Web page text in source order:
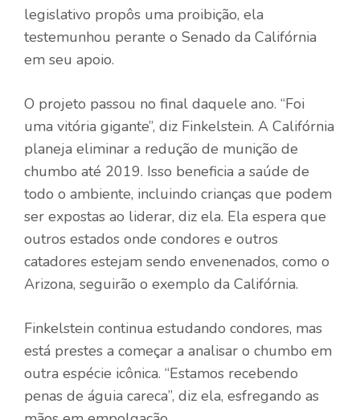
legislativo propôs uma proibição, ela
testemunhou perante o Senado da Califórnia
em seu apoio.
O projeto passou no final daquele ano. “Foi
uma vitória gigante”, diz Finkelstein. A Califórnia
planeja eliminar a redução de munição de
chumbo até 2019. Isso beneficia a saúde de
todo o ambiente, incluindo crianças que podem
ser expostas ao liderar, diz ela. Ela espera que
outros estados onde condores e outros
catadores estejam sendo envenenados, como o
Arizona, seguirão o exemplo da Califórnia.
Finkelstein continua estudando condores, mas
está prestes a começar a analisar o chumbo em
outra espécie icônica. “Estamos recebendo
penas de águia careca”, diz ela, esfregando as